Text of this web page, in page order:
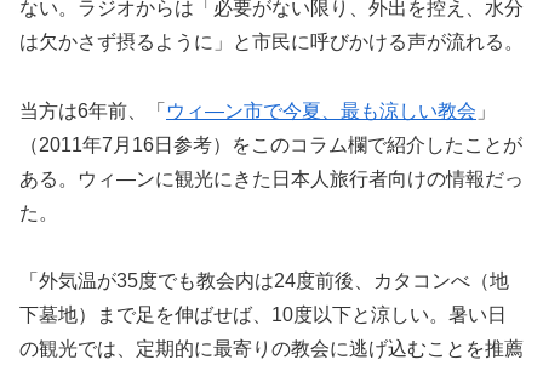
ない。ラジオからは「必要がない限り、外出を控え、水分
は欠かさず摂るように」と市民に呼びかける声が流れる。
当方は6年前、「 ウィ―ン市で今夏、最も涼しい教会 」
（2011年7月16日参考）をこのコラム欄で紹介したことが
ある。ウィ―ンに観光にきた日本人旅行者向けの情報だっ
た。
「外気温が35度でも教会内は24度前後、カタコンべ（地
下墓地）まで足を伸ばせば、10度以下と涼しい。暑い日
の観光では、定期的に最寄りの教会に逃げ込むことを推薦